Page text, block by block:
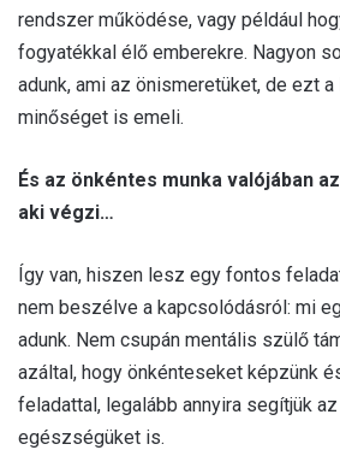
rendszer működése, vagy például
fogyatékkal élő emberekre. Nagyon
adunk, ami az önismeretüket, de ezt
minőséget is emeli.
És az önkéntes munka valójában
aki végzi…
Így van, hiszen lesz egy fontos
nem beszélve a kapcsolódásról: mi
adunk. Nem csupán mentális szülő
azáltal, hogy önkénteseket képzünk
feladattal, legalább annyira segítjük
egészségüket is.